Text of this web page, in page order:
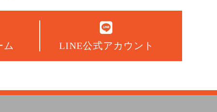
ム LINE公式アカウント